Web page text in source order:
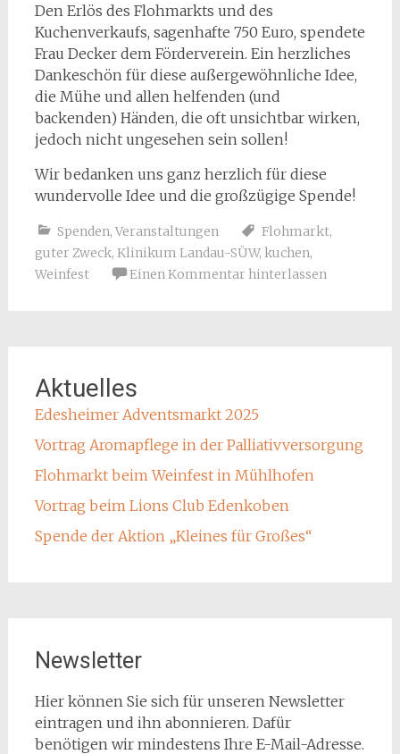
Den Erlös des Flohmarkts und des
Kuchenverkaufs, sagenhafte 750 Euro, spendete
Frau Decker dem Förderverein. Ein herzliches
Dankeschön für diese außergewöhnliche Idee,
die Mühe und allen helfenden (und
backenden) Händen, die oft unsichtbar wirken,
jedoch nicht ungesehen sein sollen!
Wir bedanken uns ganz herzlich für diese
wundervolle Idee und die großzügige Spende!
Spenden, Veranstaltungen Flohmarkt,
guter Zweck, Klinikum Landau-SÜW, kuchen,
Weinfest
Einen Kommentar hinterlassen
Aktuelles
Edesheimer Adventsmarkt 2025
Vortrag Aromapflege in der Palliativversorgung
Flohmarkt beim Weinfest in Mühlhofen
Vortrag beim Lions Club Edenkoben
Spende der Aktion „Kleines für Großes“
Newsletter
Hier können Sie sich für unseren Newsletter
eintragen und ihn abonnieren. Dafür
benötigen wir mindestens Ihre E-Mail-Adresse.